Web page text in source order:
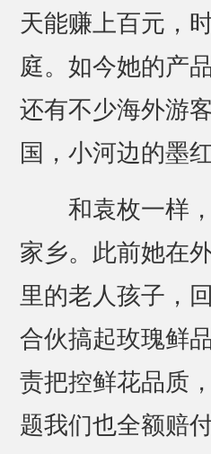
天能赚上百元，
庭。如今她的产
还有不少海外游
国，小河边的墨
和袁枚一样，
家乡。此前她在
里的老人孩子，
合伙搞起玫瑰鲜
责把控鲜花品质
题我们也全额赔